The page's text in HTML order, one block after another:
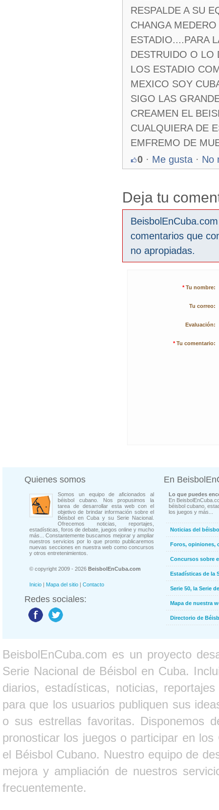
RESPALDE A SU
CHANGA
ESTADIO....PARA
DESTRUIDO O LO
LOS ESTADIO
MEXICO SOY
SIGO LAS
CREAMEN EL
CUALQUIERA DE
EMFREMO DE
0 · Me gusta · No
Deja tu
comentarios que
no apropiadas.
* Tu nombre:
Tu correo:
Evaluación:
* Tu comentario:
Quienes somos
Somos un equipo de aficionados al
béisbol cubano. Nos propusimos la
tarea de desarrollar esta web con el
objetivo de brindar información sobre el
Béisbol en Cuba y su Serie Nacional.
Ofrecemos noticias, reportajes,
estadísticas, foros de debate, juegos online y mucho
más... Constantemente buscamos mejorar y ampliar
nuestros servicios por lo que pronto publicaremos
nuevas secciones en nuestra web como concursos
y otros entretenimientos.
© copyright 2009 - 2026 BeisbolEnCuba.com
Inicio | Mapa del sitio | Contacto
Redes sociales:
En
Lo que puedes
En
béisbol cubano,
los juegos y más...
Noticias del
Foros, opiniones,
Concursos sobre
Estadísticas de la
Serie 50, la Serie
Mapa de nuestra
Directorio de
BeisbolEnCuba.com es un proyecto
Serie Nacional de Béisbol en Cuba.
diarios, estadísticas, noticias,
para que los usuarios publiquen sus
o sus estrellas favoritas. Disponemos
pronosticar los juegos o participar en
el Béisbol Cubano. Nuestro equipo de
mejora y ampliación de nuestros
frecuentemente.